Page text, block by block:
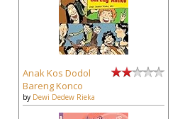
Anak Kos Dodol
Bareng Konco
by Dewi Dedew Rieka